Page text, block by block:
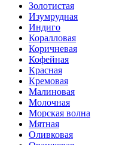
Золотистая
Изумрудная
Индиго
Коралловая
Коричневая
Кофейная
Красная
Кремовая
Малиновая
Молочная
Морская волна
Мятная
Оливковая